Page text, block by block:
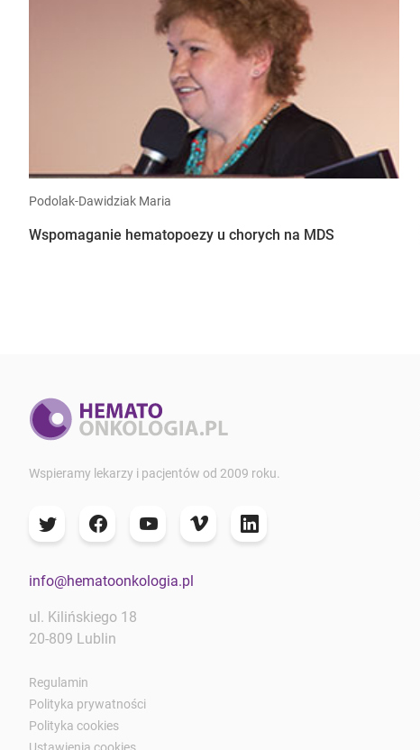
Podolak-Dawidziak Maria
Wspomaganie hematopoezy u chorych na MDS
Wspieramy lekarzy i pacjentów od 2009 roku.
info@hematoonkologia.pl
ul. Kilińskiego 18
20-809 Lublin
Regulamin
Polityka prywatności
Polityka cookies
Ustawienia cookies